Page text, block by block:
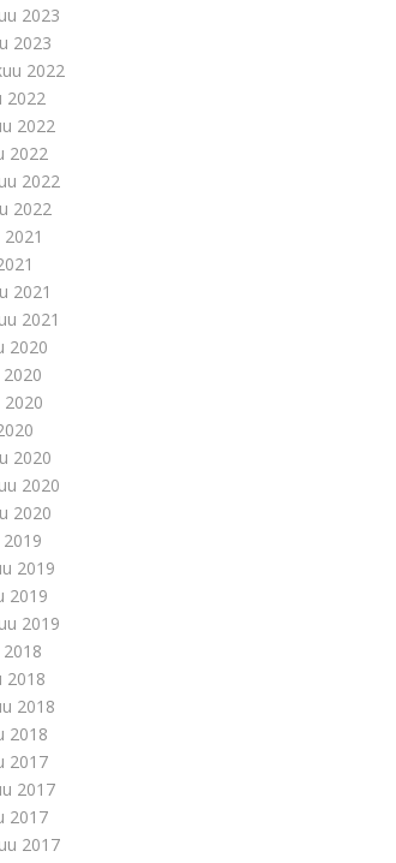
2023
2023
2022
2022
2022
2022
2022
2022
2021
2021
2020
2020
2020
2020
2020
2019
2019
2019
2018
2018
2018
2017
2017
2017
2017